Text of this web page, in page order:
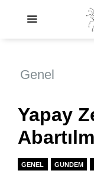
Genel
Yapay
GENEL GUNDEM